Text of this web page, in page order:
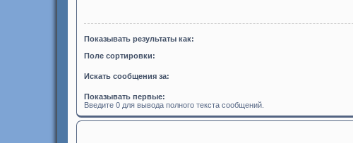
Показывать результаты как:
Поле сортировки:
Искать сообщения за:
Показывать первые:
Введите 0 для вывода полного текста сообщений.